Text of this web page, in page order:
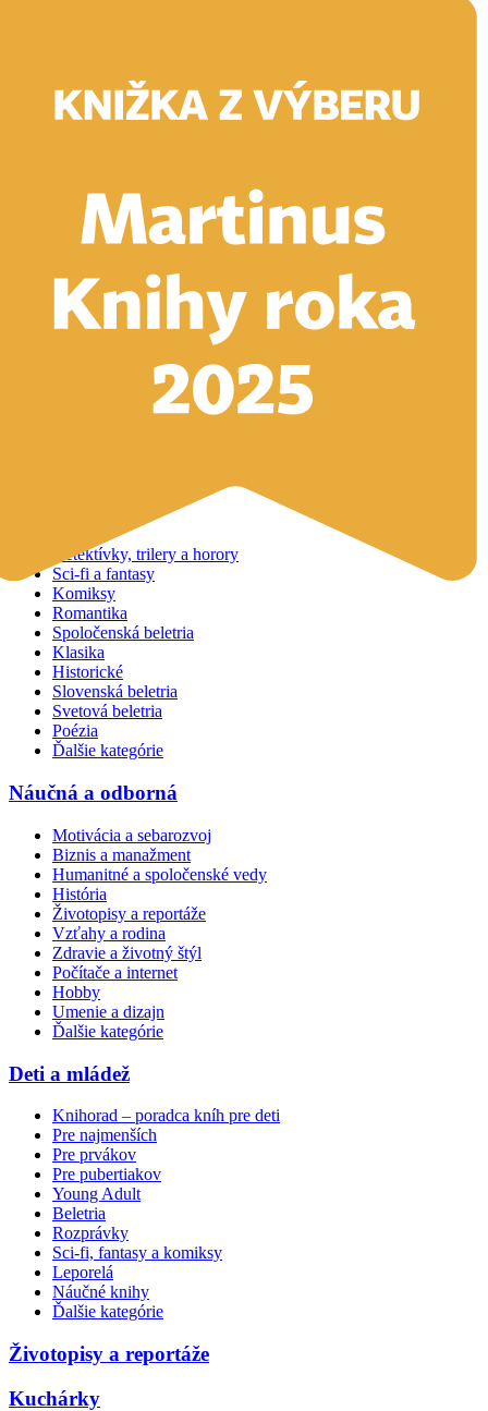
Vyhľadávanie
Vyhľadávanie
Detektívky, trilery a horory
Sci-fi a fantasy
Komiksy
Romantika
Spoločenská beletria
Klasika
Historické
Slovenská beletria
Svetová beletria
Poézia
Ďalšie kategórie
Náučná a odborná
Motivácia a sebarozvoj
Biznis a manažment
Humanitné a spoločenské vedy
História
Životopisy a reportáže
Vzťahy a rodina
Zdravie a životný štýl
Počítače a internet
Hobby
Umenie a dizajn
Ďalšie kategórie
Deti a mládež
Knihorad – poradca kníh pre deti
Pre najmenších
Pre prvákov
Pre pubertiakov
Young Adult
Beletria
Rozprávky
Sci-fi, fantasy a komiksy
Leporelá
Náučné knihy
Ďalšie kategórie
Životopisy a reportáže
Kuchárky